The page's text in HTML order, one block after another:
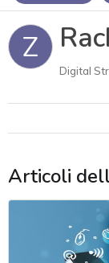
Z
Digital
Articoli